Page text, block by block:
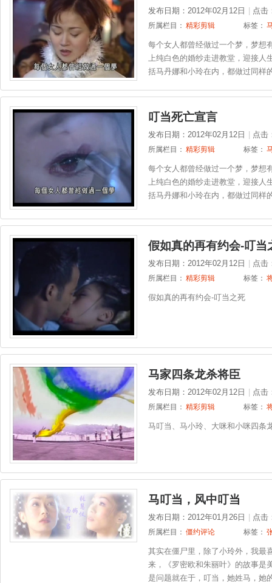
发布日期：2012年02月12日 点击
所属栏目： 精彩剪辑 标签：
每个女人都曾经做过一个梦，梦想
上纯白色的婚纱走进教堂，迎接人
括马丹娜和小玲在内，都做过同样
叮当死亡宣言
发布日期：2012年02月12日 | 点击
所属栏目： 精彩剪辑 标签：
每个女人都曾经做过一个梦，梦想
上纯白色的婚纱走进教堂，迎接
括马丹娜和小玲在内，都做过同样
假如真的再有约会-叮当
发布日期：2012年02月12日 | 点击
所属栏目： 精彩剪辑 标签：
假如真的再有约会-叮当之死
马家四条龙杀将臣
发布日期：2012年02月12日 | 点击
所属栏目： 精彩剪辑 标签：
马叮当、马小玲、大咪和小咪四条
马叮当，风中叮当
发布日期：2012年01月26日 点击
所属栏目： 僵约评论 标签：
其实在僵尸里，除了小玲外，我最
来，《罗密欧和朱丽叶》的故事是
是问题就在于，叮当，她姓马，她